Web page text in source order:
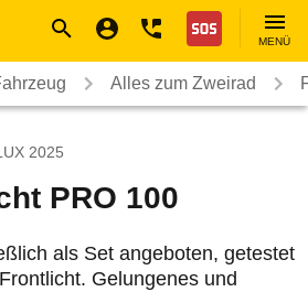
Nothilfe
MENÜ
Alles zum Zweirad
2025
PRO 100
als Set angeboten, getestet
Gelungenes und